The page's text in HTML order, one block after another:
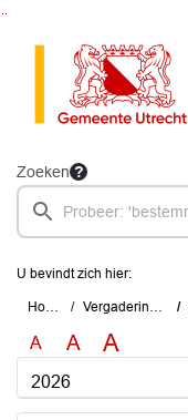
Zoeken
U bevindt zich hier:
Home Vergaderingen
A A A
2026